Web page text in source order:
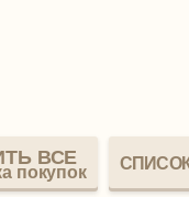
ВСЕ
покупок